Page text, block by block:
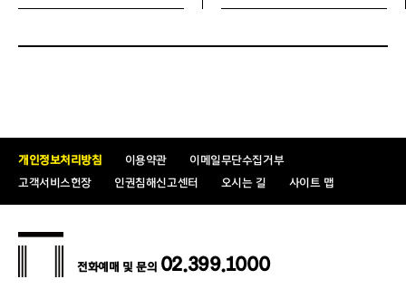
개인정보처리방침 이용약관
이메일무단수집거부
고객서비스헌장
인권침해신고센터 오시는 길 사이트 맵
전화예매 및 문의 02.399.1000